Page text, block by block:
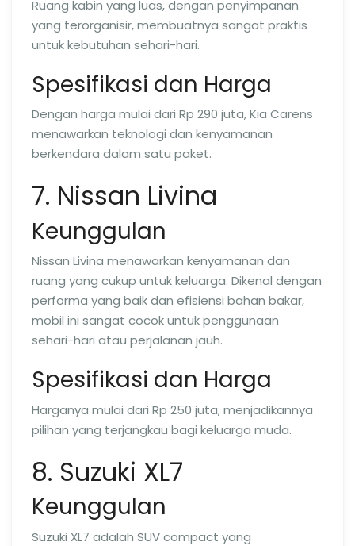
Ruang kabin yang luas, dengan penyimpanan
yang terorganisir, membuatnya sangat praktis
untuk kebutuhan sehari-hari.
Spesifikasi dan Harga
Dengan harga mulai dari Rp 290 juta, Kia Carens
menawarkan teknologi dan kenyamanan
berkendara dalam satu paket.
7. Nissan Livina
Keunggulan
Nissan Livina menawarkan kenyamanan dan
ruang yang cukup untuk keluarga. Dikenal dengan
performa yang baik dan efisiensi bahan bakar,
mobil ini sangat cocok untuk penggunaan
sehari-hari atau perjalanan jauh.
Spesifikasi dan Harga
Harganya mulai dari Rp 250 juta, menjadikannya
pilihan yang terjangkau bagi keluarga muda.
8. Suzuki XL7
Keunggulan
Suzuki XL7 adalah SUV compact yang